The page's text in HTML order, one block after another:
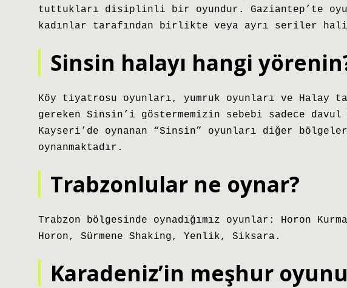
tuttukları disiplinli bir oyundur. Gaziantep’te
kadınlar tarafından birlikte veya ayrı seriler
Sinsin halayı hangi
Köy tiyatrosu oyunları, yumruk oyunları ve Halay
gereken Sinsin’i göstermemizin sebebi sadece
Kayseri’de oynanan “Sinsin” oyunları diğer
oynanmaktadır.
Trabzonlular ne oynar?
Trabzon bölgesinde oynadığımız oyunlar: Horon
Horon, Sürmene Shaking, Yenlik, Siksara.
Karadeniz’in meşhur